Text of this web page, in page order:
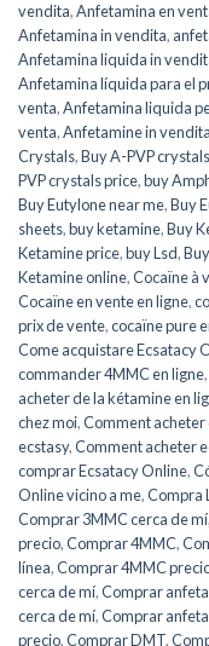
vendita,Anfetamina en
Anfetamina in vendita,
Anfetamina liquida in
Anfetamina líquida para el
venta,Anfetamina liquida
venta,Anfetamine in
Crystals,Buy A-PVP
PVP crystals price,buy
Buy Eutylone near me,Buy
sheets,buy ketamine,Buy
Ketamine price,buy Lsd,
Ketamine online,Cocaïne à
Cocaïne en vente en ligne,
prix de vente,cocaïne pure
Come acquistare Ecsatacy
commander 4MMC en ligne,
acheter de la kétamine en
chez moi,Comment acheter
ecstasy,Comment acheter
comprar Ecsatacy Online,
Online vicino a me,Compra
Comprar 3MMC cerca de mí,
precio,Comprar 4MMC,
línea,Comprar 4MMC
cerca de mí,Comprar
cerca de mí,Comprar
precio,Comprar DMT,